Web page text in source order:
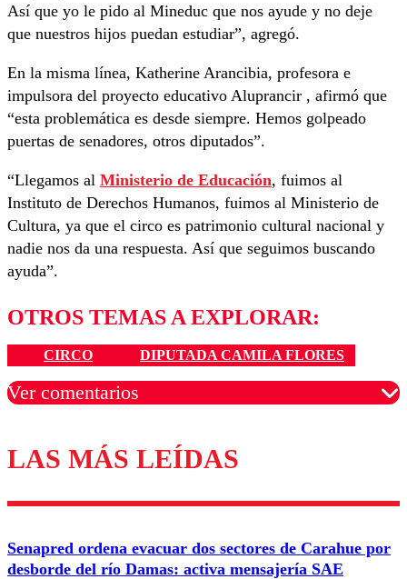
Así que yo le pido al Mineduc que nos ayude y no deje
que nuestros hijos puedan estudiar”, agregó.
En la misma línea, Katherine Arancibia, profesora e
impulsora del proyecto educativo Aluprancir , afirmó que
“esta problemática es desde siempre. Hemos golpeado
puertas de senadores, otros diputados”.
“Llegamos al Ministerio de Educación, fuimos al
Instituto de Derechos Humanos, fuimos al Ministerio de
Cultura, ya que el circo es patrimonio cultural nacional y
nadie nos da una respuesta. Así que seguimos buscando
ayuda”.
OTROS TEMAS A EXPLORAR:
CIRCO DIPUTADA CAMILA FLORES
Ver comentarios
Los comentarios son moderados para garantizar un
diálogo respetuoso.
Correo
LAS MÁS LEÍDAS
Senapred ordena evacuar dos sectores de Carahue por
desborde del río Damas: activa mensajería SAE